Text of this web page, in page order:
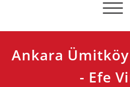
Ankara
- Efe